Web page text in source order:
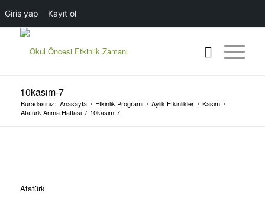
Giriş yap Kayıt ol
10kasım-7
Buradasınız: Anasayfa / Etkinlik Programı / Aylık Etkinlikler / Kasım /
Atatürk Anma Haftası / 10kasım-7
Atatürk